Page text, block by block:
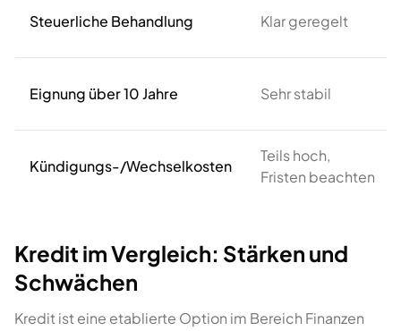
Steuerliche Behandlung Klar geregelt
Eignung über 10 Jahre Sehr stabil
Kündigungs-/Wechselkosten
Teils hoch,
Fristen beachten
Kredit im Vergleich: Stärken und
Schwächen
Kredit ist eine etablierte Option im Bereich Finanzen